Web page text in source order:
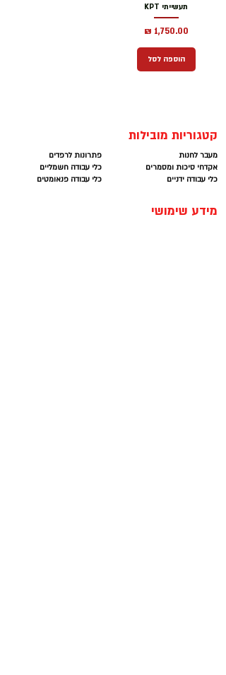
תעשייתי KPT
מחיר
הוספה לסל
קטגוריות מובילות
פתרונות לרפדים
כלי עבודה חשמליים
כלי עבודה פנאומטים
מעבר לחנות
אקדחי סיכות ומסמרים
כלי עבודה ידניים
מידע שימושי